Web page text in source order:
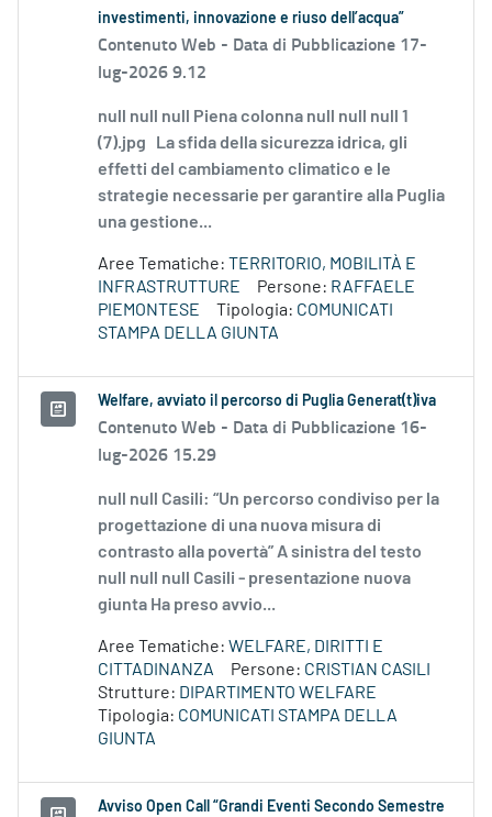
investimenti, innovazione e riuso dell’acqua”
Contenuto Web - Data di Pubblicazione 17-
lug-2026 9.12
null null null Piena colonna null null null 1
(7).jpg La sfida della sicurezza idrica, gli
effetti del cambiamento climatico e le
strategie necessarie per garantire alla Puglia
una gestione...
Aree Tematiche: TERRITORIO, MOBILITÀ E
INFRASTRUTTURE
Persone: RAFFAELE
PIEMONTESE
Tipologia: COMUNICATI
STAMPA DELLA GIUNTA
Welfare, avviato il percorso di Puglia Generat(t)iva
Contenuto Web - Data di Pubblicazione 16-
lug-2026 15.29
null null Casili: “Un percorso condiviso per la
progettazione di una nuova misura di
contrasto alla povertà” A sinistra del testo
null null null Casili - presentazione nuova
giunta Ha preso avvio...
Aree Tematiche: WELFARE, DIRITTI E
CITTADINANZA
Persone: CRISTIAN CASILI
Strutture: DIPARTIMENTO WELFARE
Tipologia: COMUNICATI STAMPA DELLA
GIUNTA
Avviso Open Call “Grandi Eventi Secondo Semestre